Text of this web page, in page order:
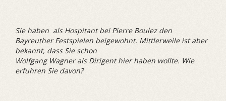
Sie haben als Hospitant bei Pierre Boulez den
Bayreuther Festspielen beigewohnt. Mittlerweile ist aber
bekannt, dass Sie schon
Wolfgang Wagner als Dirigent hier haben wollte. Wie
erfuhren Sie davon?